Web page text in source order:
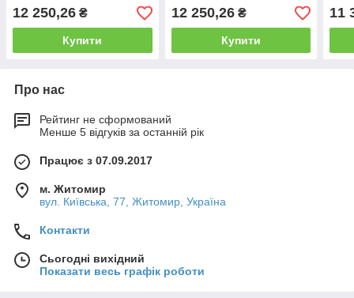
12 250,26 ₴
Купити
12 250,26₴
Купити
11
Про нас
Рейтинг не сформований
Менше 5 відгуків за останній рік
Працює з 07.09.2017
м. Житомир
вул. Київська, 77, Житомир, Україна
Контакти
Сьогодні вихідний
Показати весь графік роботи